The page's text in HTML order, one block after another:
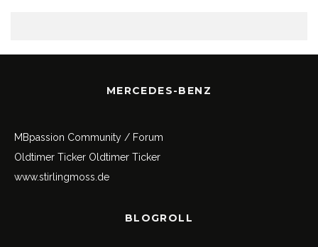
MERCEDES-BENZ
MBpassion Community / Forum
Oldtimer Ticker Oldtimer Ticker
www.stirlingmoss.de
BLOGROLL